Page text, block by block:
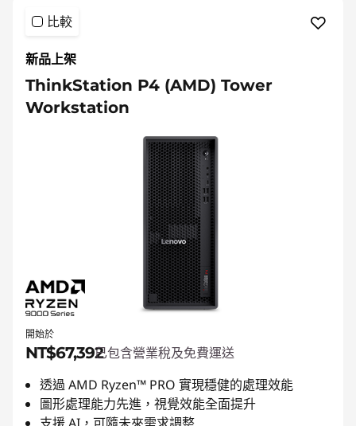
比較
新品上架
ThinkStation P4 (AMD) Tower
Workstation
開始於
NT$67,392已包含營業稅及免費運送
透過 AMD Ryzen™ PRO 實現穩健的處理效能
圖形處理能力先進，視覺效能全面提升